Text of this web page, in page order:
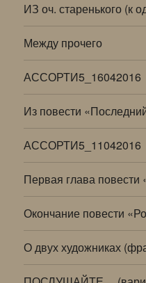
ИЗ оч. старенького (к
Между прочего
АССОРТИ5_16042016
Из повести
АССОРТИ5_11042016
Первая глава повести
Окончание повести
О двух художниках